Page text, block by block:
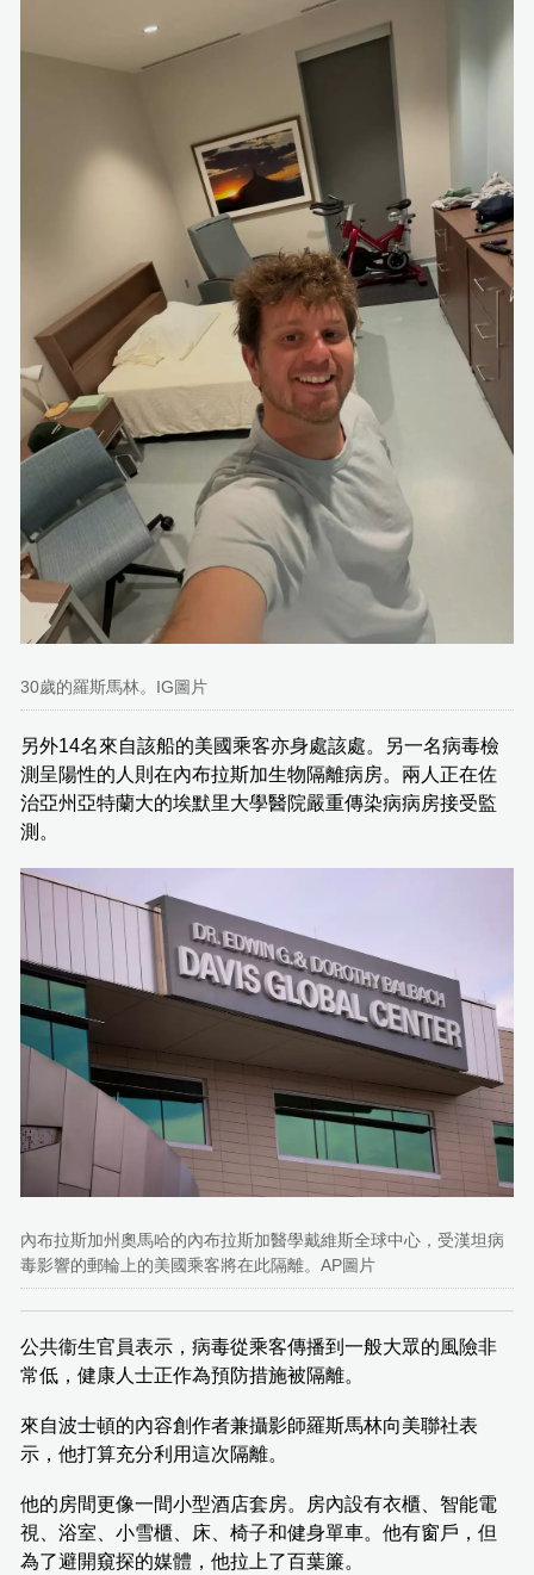
30歲的羅斯馬林。IG圖片
另外14名來自該船的美國乘客亦身處該處。另一名病毒檢
測呈陽性的人則在內布拉斯加生物隔離病房。兩人正在佐
治亞州亞特蘭大的埃默里大學醫院嚴重傳染病病房接受監
測。
內布拉斯加州奧馬哈的內布拉斯加醫學戴維斯全球中心，受漢坦病
毒影響的郵輪上的美國乘客將在此隔離。AP圖片
公共衞生官員表示，病毒從乘客傳播到一般大眾的風險非
常低，健康人士正作為預防措施被隔離。
來自波士頓的內容創作者兼攝影師羅斯馬林向美聯社表
示，他打算充分利用這次隔離。
他的房間更像一間小型酒店套房。房內設有衣櫃、智能電
視、浴室、小雪櫃、床、椅子和健身單車。他有窗戶，但
為了避開窺探的媒體，他拉上了百葉簾。